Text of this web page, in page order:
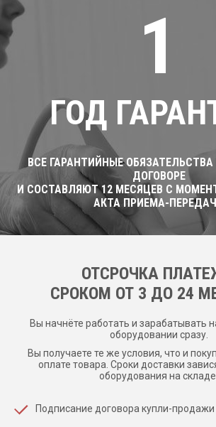
1
ГОД
ВСЕ ГАРАНТИЙНЫЕ
ДОГОВОРЕ
И СОСТАВЛЯЮТ 12 МЕСЯЦЕВ С
АКТА ПРИЕМА-
ОТСРОЧКА
CРОКОМ ОТ 3 ДО 24
Вы начнёте работать и зарабатывать
оборудовании сразу.
Вы получаете те же условия, что и
оплате товара. Сроки доставки
оборудования на складе.
Подписание договора купли-